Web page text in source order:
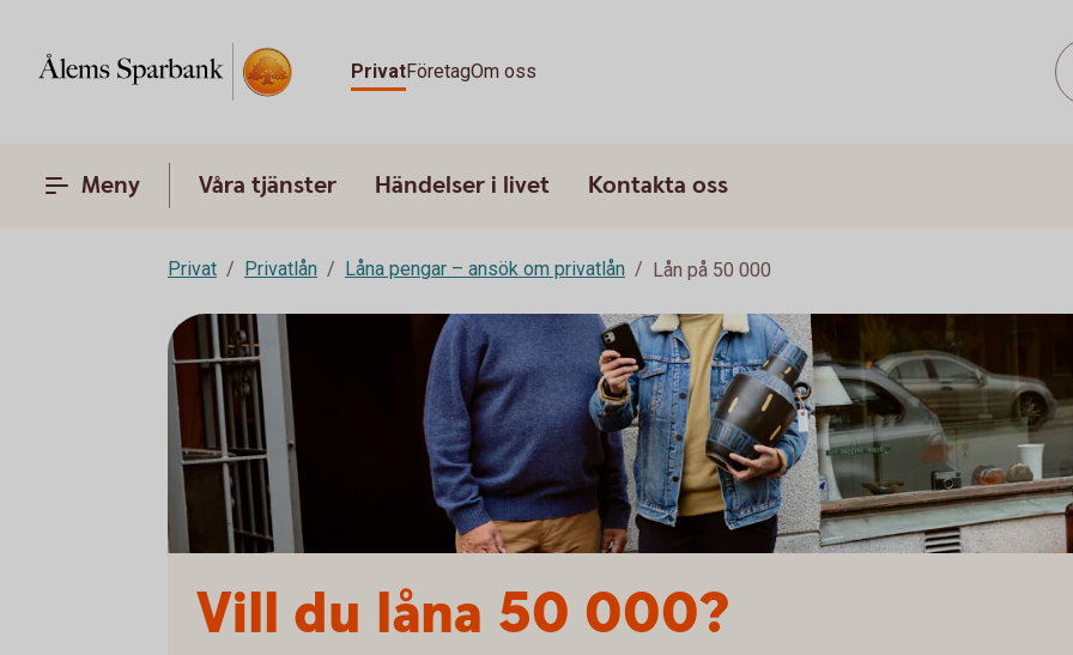
PrivatFöretagOm oss
Meny Våra tjänster Händelser i livet Kontakta oss
Privat Privatlån Låna pengar – ansök om privatlån Lån på 50 000
Vill du låna 50 000?